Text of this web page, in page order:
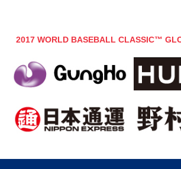
2017 WORLD BASEBALL CLASSIC™